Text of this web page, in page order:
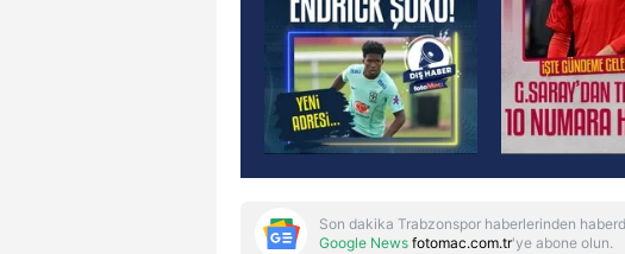
Son dakika Trabzonspor haberlerinden
Google News fotomac.com.tr'ye abone olun.